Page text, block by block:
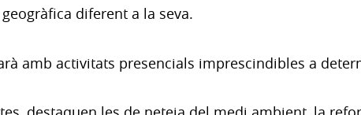
diferent a la seva.
amb activitats presencials imprescindibles a